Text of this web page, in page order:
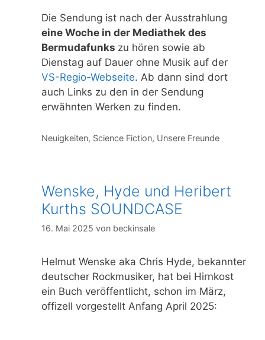
Die Sendung ist nach der Ausstrahlung
eine Woche in der Mediathek des
Bermudafunks zu hören sowie ab
Dienstag auf Dauer ohne Musik auf der
VS-Regio-Webseite. Ab dann sind dort
auch Links zu den in der Sendung
erwähnten Werken zu finden.
Kategorien
Neuigkeiten, Science Fiction, Unsere Freunde
Wenske, Hyde und Heribert
Kurths SOUNDCASE
16. Mai 2025 von beckinsale
Helmut Wenske aka Chris Hyde, bekannter
deutscher Rockmusiker, hat bei Hirnkost
ein Buch veröffentlicht, schon im März,
offizell vorgestellt Anfang April 2025: